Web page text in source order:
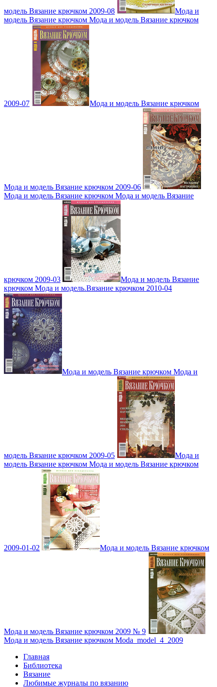
модель Вязание крючком 2009-08
Мода и
модель Вязание крючком Мода и модель Вязание крючком
2009-07 Мода и модель Вязание крючком
Мода и модель Вязание крючком 2009-06
Мода и модель Вязание крючком Мода и модель Вязание
крючком 2009-03
Мода и модель Вязание
крючком Мода и модель.Вязание крючком 2010-04
Мода и модель Вязание крючком Мода и
модель Вязание крючком 2009-05
Мода и
модель Вязание крючком Мода и модель Вязание крючком
2009-01-02 Мода и модель Вязание крючком
Мода и модель Вязание крючком 2009 № 9
Мода и модель Вязание крючком Moda_model_4_2009
Главная
Библиотека
Вязание
Любимые журналы по вязанию